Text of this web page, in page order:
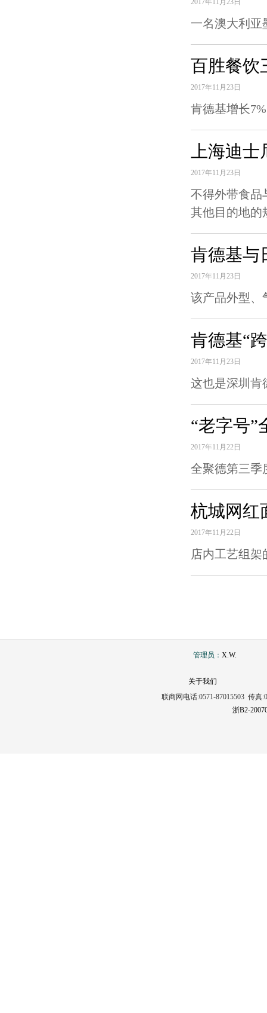
2017年11月23日
一名澳大利亚
百胜餐饮
2017年11月23日
肯德基增长
上海迪
2017年11月23日
不得外带食品
其他目的地的
肯德基与
2017年11月23日
该产品外型、
肯德基“
2017年11月23日
这也是深圳肯
“老字号”
2017年11月22日
全聚德第三季
杭城网红
2017年11月22日
店内工艺组
管理员： X.W.
关于我们
联商网电话:0571-87015503 传真
浙B2-